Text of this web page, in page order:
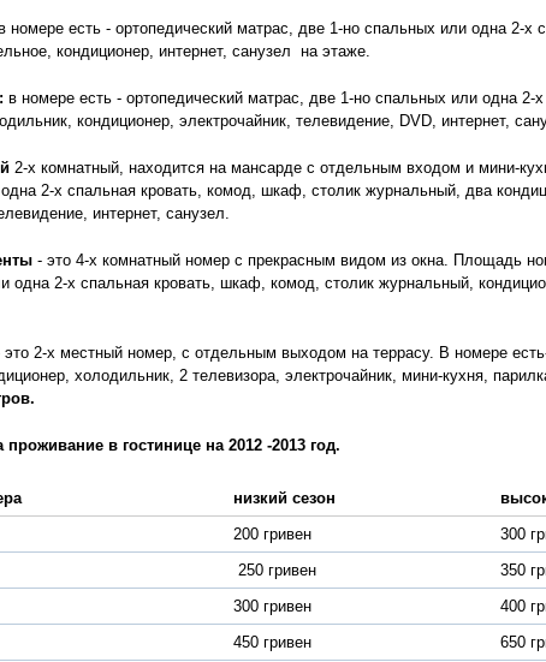
номере есть - ортопедический матрас, две 1-но спальных или одна 2-
кондиционер, интернет, санузел на этаже.
в номере есть - ортопедический матрас, две 1-но спальных или одна
кондиционер, электрочайник, телевидение, DVD, интернет,
2-х комнатный, находится на мансарде с отдельным входом и мини-
2-х спальная кровать, комод, шкаф, столик журнальный, два
интернет, санузел.
- это 4-х комнатный номер с прекрасным видом из окна. Площадь
одна 2-х спальная кровать, шкаф, комод, столик журнальный,
это 2-х местный номер, с отдельным выходом на террасу. В номере
холодильник, 2 телевизора, электрочайник, мини-кухня,
в гостинице на 2012 -2013 год.
низкий сезон
200 гривен 300
250 гривен 350
300 гривен 400
450 гривен 650